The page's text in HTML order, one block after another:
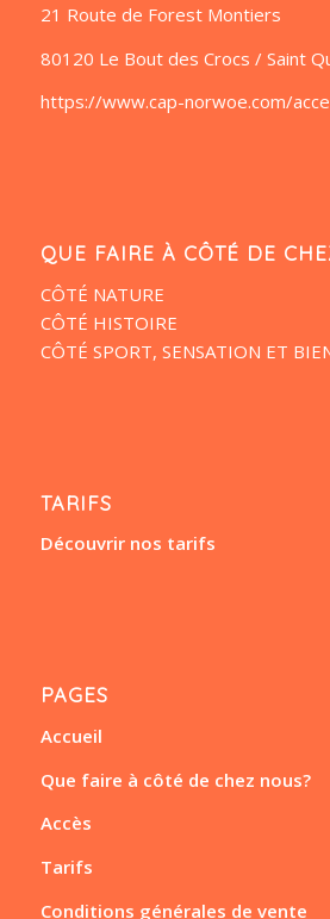
21 Route de Forest Montiers
80120 Le Bout des Crocs / Saint
https://www.cap-norwoe.com/
QUE FAIRE À CÔTÉ DE
CÔTÉ NATURE
CÔTÉ HISTOIRE
CÔTÉ SPORT, SENSATION ET
TARIFS
Découvrir nos tarifs
PAGES
Accueil
Que faire à côté de chez nous?
Accès
Tarifs
Conditions générales de vente